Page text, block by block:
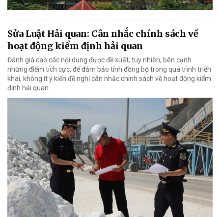
Sửa Luật Hải quan: Cân nhắc chính sách về
hoạt động kiểm định hải quan
Đánh giá cao các nội dung được đề xuất, tuy nhiên, bên cạnh
những điểm tích cực, để đảm bảo tính đồng bộ trong quá trình triển
khai, không ít ý kiến đề nghị cân nhắc chính sách về hoạt động kiểm
định hải quan.